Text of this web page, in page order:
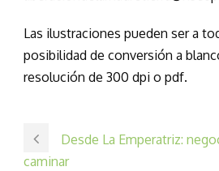
Las ilustraciones pueden ser a
posibilidad de conversión a
resolución de 300 dpi o pdf.
Desde La Emperatriz:
caminar